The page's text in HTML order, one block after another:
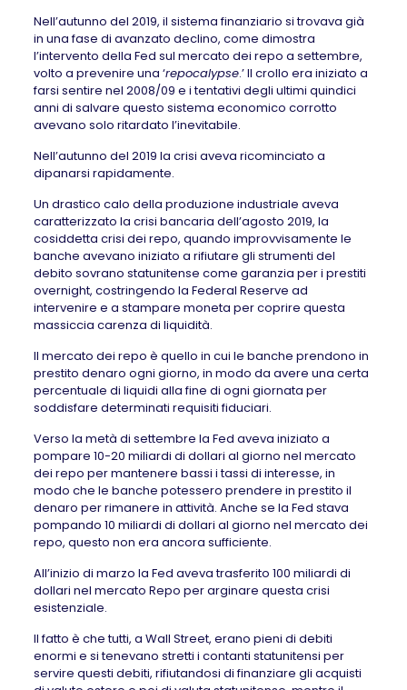
Nell’autunno del 2019, il sistema finanziario si trovava già
in una fase di avanzato declino, come dimostra
l’intervento della Fed sul mercato dei repo a settembre,
volto a prevenire una ‘repocalypse.’ Il crollo era iniziato a
farsi sentire nel 2008/09 e i tentativi degli ultimi quindici
anni di salvare questo sistema economico corrotto
avevano solo ritardato l’inevitabile.
Nell’autunno del 2019 la crisi aveva ricominciato a
dipanarsi rapidamente.
Un drastico calo della produzione industriale aveva
caratterizzato la crisi bancaria dell’agosto 2019, la
cosiddetta crisi dei repo, quando improvvisamente le
banche avevano iniziato a rifiutare gli strumenti del
debito sovrano statunitense come garanzia per i prestiti
overnight, costringendo la Federal Reserve ad
intervenire e a stampare moneta per coprire questa
massiccia carenza di liquidità.
Il mercato dei repo è quello in cui le banche prendono in
prestito denaro ogni giorno, in modo da avere una certa
percentuale di liquidi alla fine di ogni giornata per
soddisfare determinati requisiti fiduciari.
Verso la metà di settembre la Fed aveva iniziato a
pompare 10-20 miliardi di dollari al giorno nel mercato
dei repo per mantenere bassi i tassi di interesse, in
modo che le banche potessero prendere in prestito il
denaro per rimanere in attività. Anche se la Fed stava
pompando 10 miliardi di dollari al giorno nel mercato dei
repo, questo non era ancora sufficiente.
All’inizio di marzo la Fed aveva trasferito 100 miliardi di
dollari nel mercato Repo per arginare questa crisi
esistenziale.
Il fatto è che tutti, a Wall Street, erano pieni di debiti
enormi e si tenevano stretti i contanti statunitensi per
servire questi debiti, rifiutandosi di finanziare gli acquisti